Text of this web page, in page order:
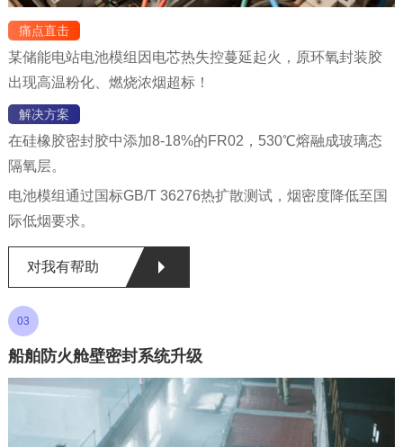
痛点直击
某储能电站电池模组因电芯热失控蔓延起火，原环氧封装胶
出现高温粉化、燃烧浓烟超标！
解决方案
在硅橡胶密封胶中添加8-18%的FR02，530℃熔融成玻璃态
隔氧层。
电池模组通过国标GB/T 36276热扩散测试，烟密度降低至国
际低烟要求。
对我有帮助
03
船舶防火舱壁密封系统升级